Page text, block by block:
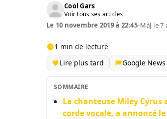
Cool Gars
Voir tous ses articles
Le 10 novembre 2019 à 22:45•MàJ le 7
1 min de lecture
Lire plus tard
Google News
SOMMAIRE
La chanteuse Miley
corde vocale, a annoncé